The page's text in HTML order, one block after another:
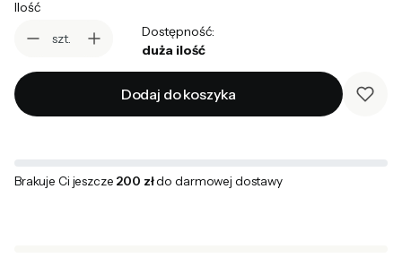
Ilość
szt.
Dostępność:
duża ilość
Dodaj do koszyka
Brakuje Ci jeszcze 200 złdo darmowej dostawy